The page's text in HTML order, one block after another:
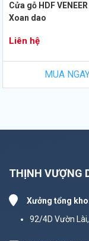
Cửa gỗ HDF
Xoan dao
Liên hệ
MUA
THỊNH VƯỢNG
Xưởng tổng
92/4D Vườn